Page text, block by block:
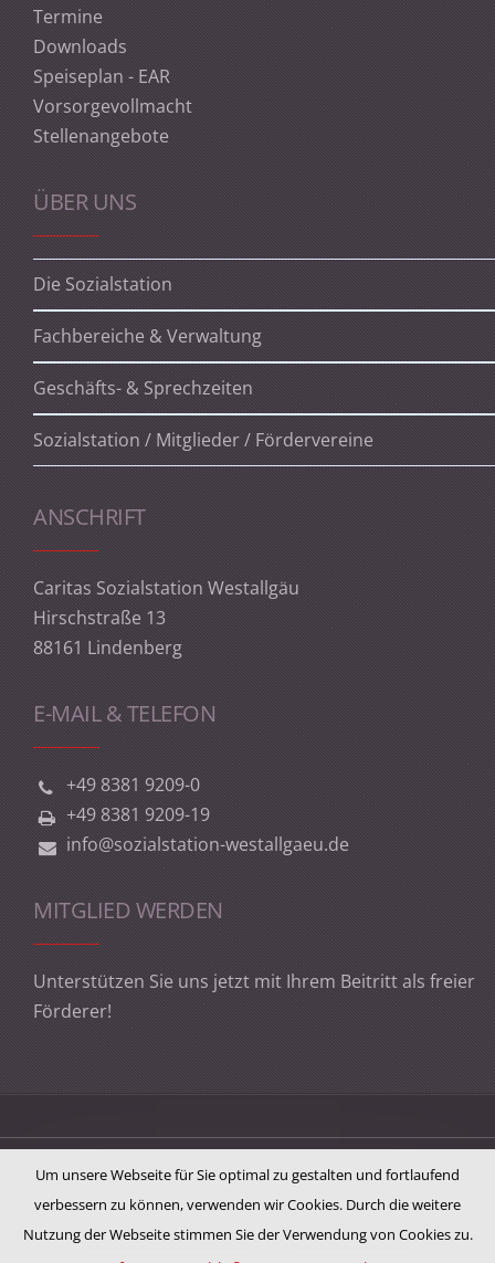
Termine
Downloads
Speiseplan - EAR
Vorsorgevollmacht
Stellenangebote
ÜBER UNS
Die Sozialstation
Fachbereiche & Verwaltung
Geschäfts- & Sprechzeiten
Sozialstation / Mitglieder / Fördervereine
ANSCHRIFT
Caritas Sozialstation Westallgäu
Hirschstraße 13
88161 Lindenberg
E-MAIL & TELEFON
+49 8381 9209-0
+49 8381 9209-19
info@sozialstation-westallgaeu.de
MITGLIED WERDEN
Unterstützen Sie uns jetzt mit Ihrem Beitritt als freier
Förderer!
Datenschutzerklärung
Um unsere Webseite für Sie optimal zu gestalten und fortlaufend
verbessern zu können, verwenden wir Cookies. Durch die weitere
Nutzung der Webseite stimmen Sie der Verwendung von Cookies zu.